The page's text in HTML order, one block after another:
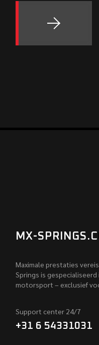
MX-
Maximale prestaties
Springs is
motorsport – exclusief
Support center 24/7
+31 6 54331031